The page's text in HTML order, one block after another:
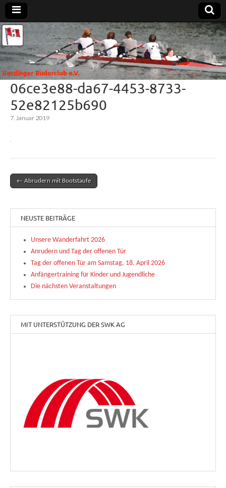
Uerdinger
Ruderclub
e.V.
Rudern in
Krefeld-
Uerdingen
06ce3e88-da67-4453-8733-
52e82125b690
7. Januar 2019
Post navigation
← Abrudern mit Bootstaufe
NEUSTE BEITRÄGE
Unsere Wanderfahrt 2026
Anrudern und Tag der offenen Tür
Tag der offenen Tür am Samstag, 18. April 2026
Anfängertraining für Kinder und Jugendliche
Die nächsten Veranstaltungen
MIT UNTERSTÜTZUNG DER SWK AG